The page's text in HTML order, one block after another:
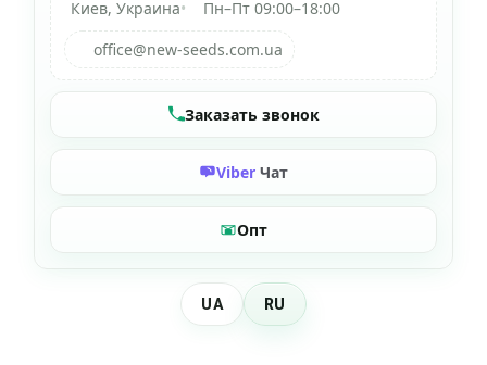
Киев, Украина•
Пн–Пт 09:00–18:00
office@new-seeds.com.ua
Заказать звонок
Viber Чат
Опт
UA RU